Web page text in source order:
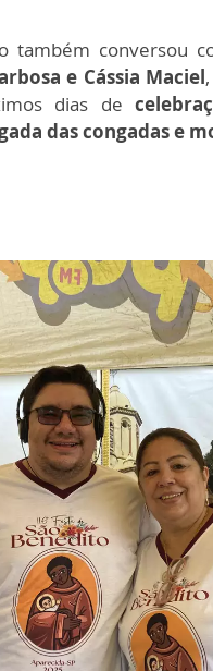
também conversou
e Cássia Maciel
dias de
das congadas e